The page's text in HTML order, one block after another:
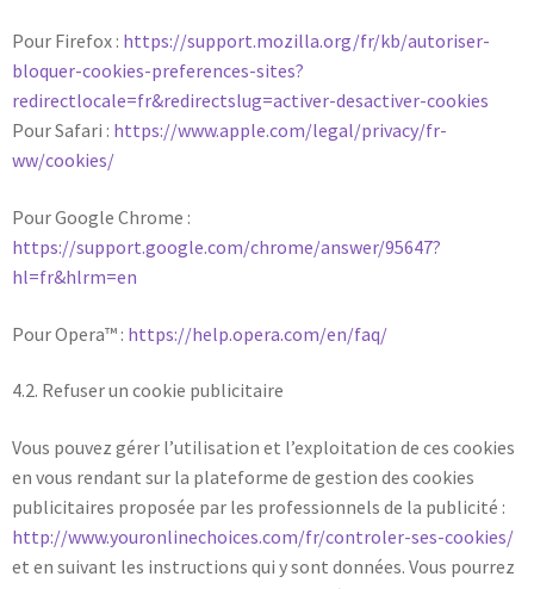
Pour Firefox : https://support.mozilla.org/fr/kb/autoriser-
bloquer-cookies-preferences-sites?
redirectlocale=fr&redirectslug=activer-desactiver-cookies
Pour Safari : https://www.apple.com/legal/privacy/fr-
ww/cookies/
Pour Google Chrome :
https://support.google.com/chrome/answer/95647?
hl=fr&hlrm=en
Pour Opera™ : https://help.opera.com/en/faq/
4.2. Refuser un cookie publicitaire
Vous pouvez gérer l’utilisation et l’exploitation de ces cookies
en vous rendant sur la plateforme de gestion des cookies
publicitaires proposée par les professionnels de la publicité :
http://www.youronlinechoices.com/fr/controler-ses-cookies/
et en suivant les instructions qui y sont données. Vous pourrez